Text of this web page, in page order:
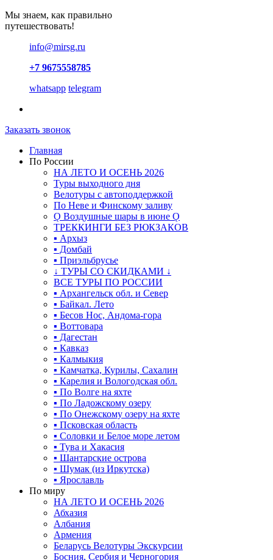
Мы знаем, как правильно
путешествовать!
info@mirsg.ru
+7 9675558785
whatsapp telegram
Заказать звонок
Главная
По России
НА ЛЕТО И ОСЕНЬ 2026
Туры выходного дня
Велотуры с автоподдержкой
По Неве и Финскому заливу
Ǫ Воздушные шары в июне Ǫ
ТРЕККИНГИ БЕЗ РЮКЗАКОВ
▪ Архыз
▪ Домбай
▪ Приэльбрусье
↓ ТУРЫ СО СКИДКАМИ ↓
ВСЕ ТУРЫ ПО РОССИИ
▪ Архангельск обл. и Север
▪ Байкал. Лето
▪ Бесов Нос, Андома-гора
▪ Воттовара
▪ Дагестан
▪ Кавказ
▪ Калмыкия
▪ Камчатка, Курилы, Сахалин
▪ Карелия и Вологодская обл.
▪ По Волге на яхте
▪ По Ладожскому озеру
▪ По Онежскому озеру на яхте
▪ Псковская область
▪ Соловки и Белое море летом
▪ Тува и Хакасия
▪ Шантарские острова
▪ Шумак (из Иркутска)
▪ Ярославль
По миру
НА ЛЕТО И ОСЕНЬ 2026
Абхазия
Албания
Армения
Беларусь Велотуры Экскурсии
Босния, Сербия и Черногория